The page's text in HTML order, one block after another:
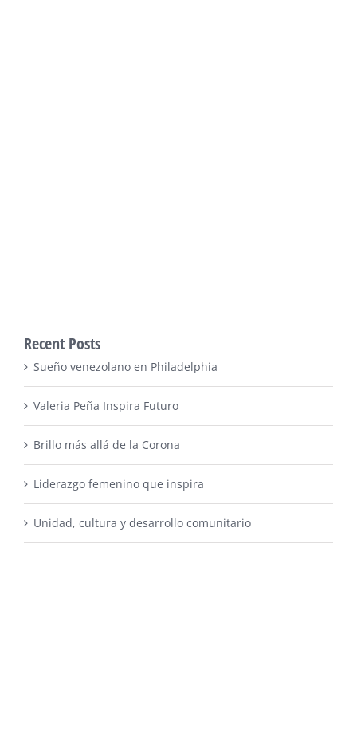
Recent Posts
Sueño venezolano en Philadelphia
Valeria Peña Inspira Futuro
Brillo más allá de la Corona
Liderazgo femenino que inspira
Unidad, cultura y desarrollo comunitario